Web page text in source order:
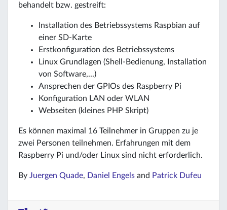
behandelt bzw. gestreift:
Installation des Betriebssystems Raspbian auf
einer SD-Karte
Erstkonfiguration des Betriebssystems
Linux Grundlagen (Shell-Bedienung, Installation
von Software,...)
Ansprechen der GPIOs des Raspberry Pi
Konfiguration LAN oder WLAN
Webseiten (kleines PHP Skript)
Es können maximal 16 Teilnehmer in Gruppen zu je
zwei Personen teilnehmen. Erfahrungen mit dem
Raspberry Pi und/oder Linux sind nicht erforderlich.
By Juergen Quade, Daniel Engels and Patrick Dufeu